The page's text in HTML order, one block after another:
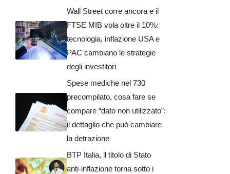
Wall Street corre ancora e il
FTSE MIB vola oltre il 10%:
tecnologia, inflazione USA e
PAC cambiano le strategie
degli investitori
Spese mediche nel 730
precompilato, cosa fare se
compare “dato non utilizzato”:
il dettaglio che può cambiare
la detrazione
BTP Italia, il titolo di Stato
anti-inflazione torna sotto i